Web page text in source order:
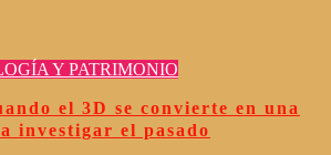
Y PATRIMONIO
el 3D se convierte en una
investigar el pasado